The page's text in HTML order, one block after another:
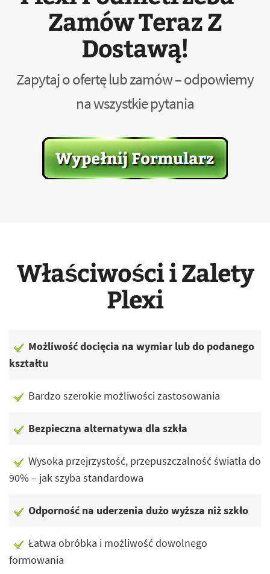
Zamów Teraz Z
Dostawą!
Zapytaj o ofertę lub zamów – odpowiemy
na wszystkie pytania
Właściwości i Zalety
Plexi
Możliwość docięcia na wymiar lub do podanego
kształtu
Bardzo szerokie możliwości zastosowania
Bezpieczna alternatywa dla szkła
Wysoka przejrzystość, przepuszczalność światła do
90% – jak szyba standardowa
Odporność na uderzenia dużo wyższa niż szkło
Łatwa obróbka i możliwość dowolnego
formowania